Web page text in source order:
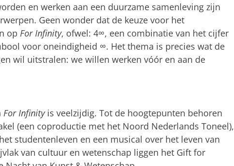
en werken aan een duurzame samenleving zijn
Geen wonder dat de keuze voor het
op For Infinity, ofwel: 4∞, een combinatie van het cijfer
voor oneindigheid ∞. Het thema is precies wat de
wil uitstralen: we willen werken vóór en aan de
For Infinityis veelzijdig. Tot de hoogtepunten behoren
(een coproductie met het Noord Nederlands Toneel),
studentenleven en een musical over het leven van
van cultuur en wetenschap liggen het Gift for